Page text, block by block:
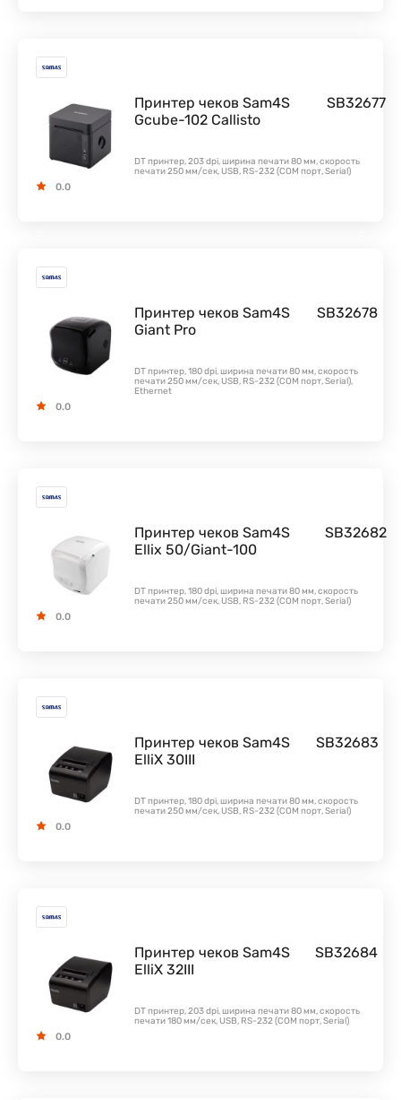
Принтер чеков Sam4S
Gcube-102 Callisto
SB32677
DT принтер, 203 dpi, ширина печати 80 мм, скорость
печати 250 мм/сек, USB, RS-232 (COM порт, Serial)
0.0
Принтер чеков Sam4S
Giant Pro
SB32678
DT принтер, 180 dpi, ширина печати 80 мм, скорость
печати 250 мм/сек, USB, RS-232 (COM порт, Serial),
Ethernet
0.0
Принтер чеков Sam4S
Ellix 50/Giant-100
SB32682
DT принтер, 180 dpi, ширина печати 80 мм, скорость
печати 250 мм/сек, USB, RS-232 (COM порт, Serial)
0.0
Принтер чеков Sam4S
ElliX 30III
SB32683
DT принтер, 180 dpi, ширина печати 80 мм, скорость
печати 250 мм/сек, USB, RS-232 (COM порт, Serial)
0.0
Принтер чеков Sam4S
ElliX 32III
SB32684
DT принтер, 203 dpi, ширина печати 80 мм, скорость
печати 180 мм/сек, USB, RS-232 (COM порт, Serial)
0.0